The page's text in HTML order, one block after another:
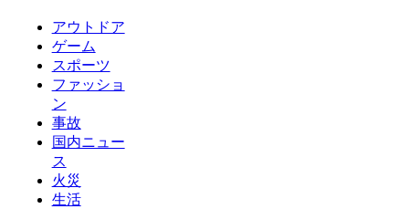
アウトドア
ゲーム
スポーツ
ファッショ
ン
事故
国内ニュー
ス
火災
生活